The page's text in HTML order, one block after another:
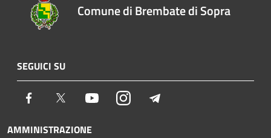
Comune di Brembate di Sopra
SEGUICI SU
Facebook Twitter YoutubeInstagram
AMMINISTRAZIONE